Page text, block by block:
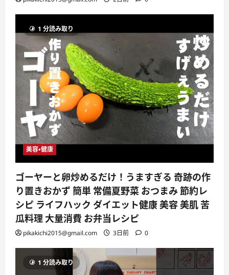
1 分読み取り
美容・健康
ゴーヤーと卵炒めるだけ！うますぎる 奇跡の作
り置きおかず 簡単 常備夏野菜 おつまみ 節約レ
シピ ライフハック ダイエット健康 美容 美肌 苦
瓜料理 大量消費 お弁当レシピ
pikakichi2015@gmail.com 3日前 0
1 分読み取り